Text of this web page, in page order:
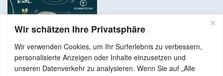
Wir schätzen Ihre Privatsphäre
Wir verwenden Cookies, um Ihr Surferlebnis zu verbessern,
personalisierte Anzeigen oder Inhalte einzusetzen und
unseren Datenverkehr zu analysieren. Wenn Sie auf „Alle